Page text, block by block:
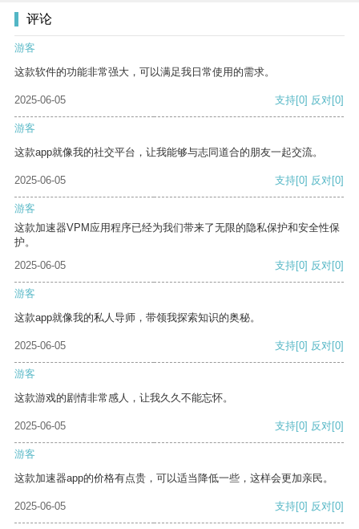
评论
游客
这款软件的功能非常强大，可以满足我日常使用的需求。
2025-06-05 支持[0] 反对[0]
游客
这款app就像我的社交平台，让我能够与志同道合的朋友一起交流。
2025-06-05 支持[0] 反对[0]
游客
这款加速器VPM应用程序已经为我们带来了无限的隐私保护和安全性保
护。
2025-06-05
支持[0] 反对[0]
游客
这款app就像我的私人导师，带领我探索知识的奥秘。
2025-06-05 支持[0] 反对[0]
游客
这款游戏的剧情非常感人，让我久久不能忘怀。
2025-06-05 支持[0] 反对[0]
游客
这款加速器app的价格有点贵，可以适当降低一些，这样会更加亲民。
2025-06-05 支持[0] 反对[0]